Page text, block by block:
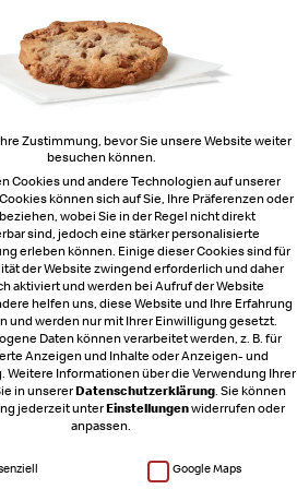
Zustimmung, bevor Sie unsere Website weiter
besuchen können.
Cookies und andere Technologien auf unserer
können sich auf Sie, Ihre Präferenzen oder
wobei Sie in der Regel nicht direkt
sind, jedoch eine stärker personalisierte
erleben können. Einige dieser Cookies sind für
der Website zwingend erforderlich und daher
aktiviert und werden bei Aufruf der Website
helfen uns, diese Website und Ihre Erfahrung
und werden nur mit Ihrer Einwilligung gesetzt.
Daten können verarbeitet werden, z. B. für
Anzeigen und Inhalte oder Anzeigen- und
Weitere Informationen über die Verwendung Ihrer
in unsererDatenschutzerklärung. Sie können
jederzeit unterEinstellungenwiderrufen oder
anpassen.
Google Maps